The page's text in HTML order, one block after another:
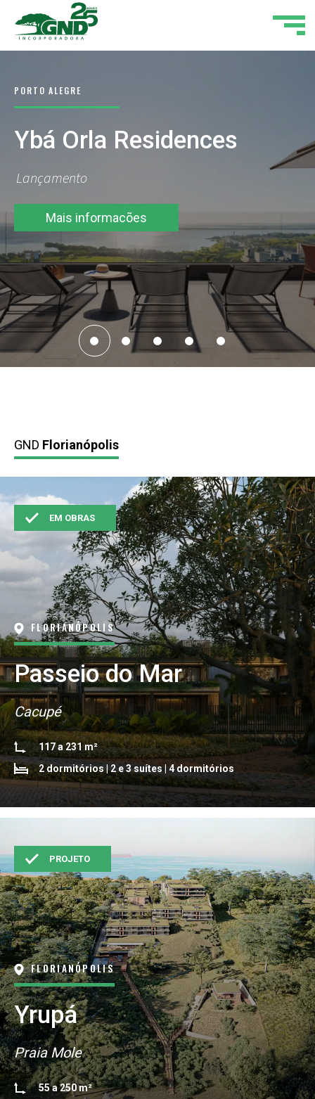
ALEGRE
Orla Residences
Mais informacões
GND Florianópolis
EM OBRAS
FLORIANÓPOLIS
Passeio do Mar
Cacupé
117 a 231 m²
2 dormitórios | 2 e 3 suítes | 4 dormitórios
PROJETO
FLORIANÓPOLIS
Yrupá
Praia Mole
55 a 250 m²